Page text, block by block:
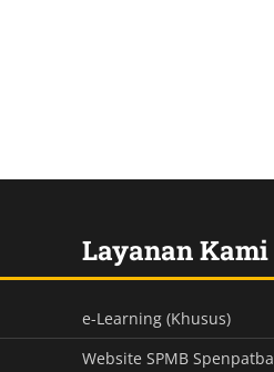
Layanan Kami
e-Learning (Khusus)
Website SPMB Spenpatba